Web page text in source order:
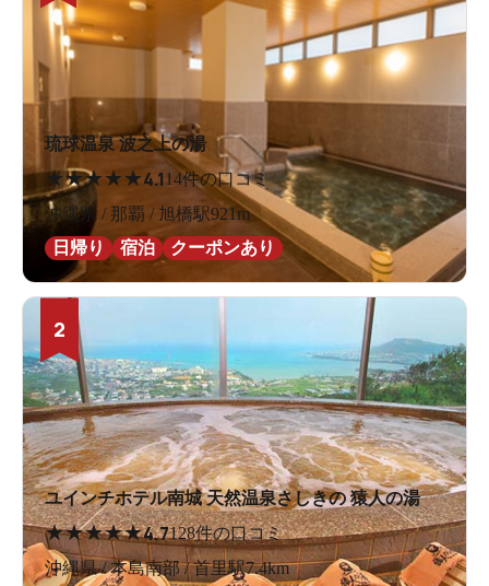
琉球温泉 波之上の湯
★★★ ★ ★4.114件の口コミ
沖縄県 / 那覇 / 旭橋駅921m
日帰り
宿泊 クーポンあり
2
ユインチホテル南城 天然温泉さしきの 猿人の湯
★★★★★4.7128件の口コミ
沖縄県 / 本島南部 / 首里駅7.4km